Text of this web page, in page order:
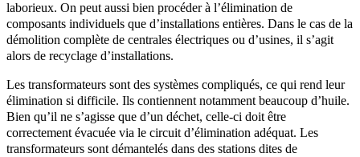
laborieux. On peut aussi bien procéder à l’élimination de
composants individuels que d’installations entières. Dans le cas de la
démolition complète de centrales électriques ou d’usines, il s’agit
alors de recyclage d’installations.
Les transformateurs sont des systèmes compliqués, ce qui rend leur
élimination si difficile. Ils contiennent notamment beaucoup d’huile.
Bien qu’il ne s’agisse que d’un déchet, celle-ci doit être
correctement évacuée via le circuit d’élimination adéquat. Les
transformateurs sont démantelés dans des stations dites de